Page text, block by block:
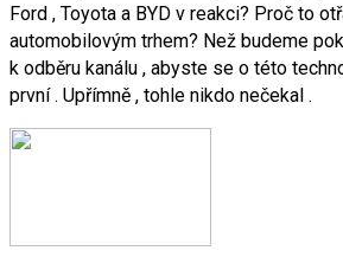
Ford , Toyota a BYD v reakci? Proč to
automobilovým trhem? Než budeme
k odběru kanálu , abyste se o této
první . Upřímně , tohle nikdo nečekal .